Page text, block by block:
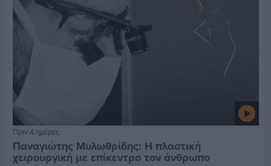
Πριν 4 ημέρες
Παναγιώτης Μυλωθρίδης: Η πλαστική
χειρουργική με επίκεντρο τον άνθρωπο